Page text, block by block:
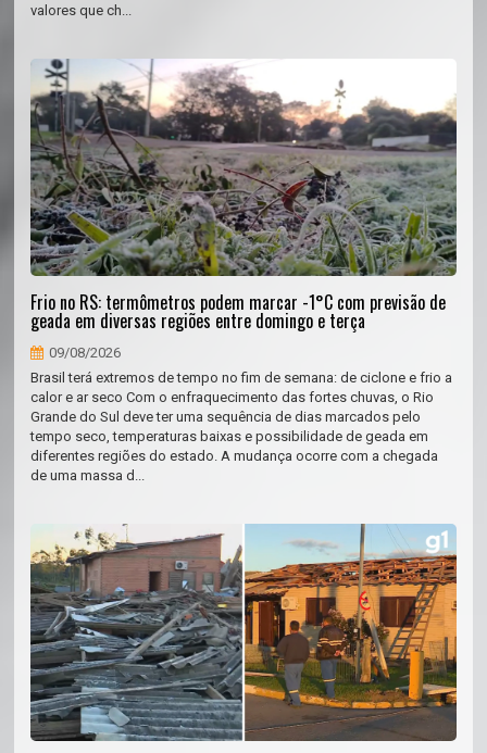
valores que ch...
Frio no RS: termômetros podem marcar -1°C com previsão de
geada em diversas regiões entre domingo e terça
09/08/2026
Brasil terá extremos de tempo no fim de semana: de ciclone e frio a
calor e ar seco Com o enfraquecimento das fortes chuvas, o Rio
Grande do Sul deve ter uma sequência de dias marcados pelo
tempo seco, temperaturas baixas e possibilidade de geada em
diferentes regiões do estado. A mudança ocorre com a chegada
de uma massa d...